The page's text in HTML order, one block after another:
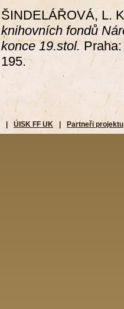
ŠINDELÁŘOVÁ, L.
knihovních fondů
konce 19.stol.Praha:
195.
ÚISK FF UK Partneři projektu